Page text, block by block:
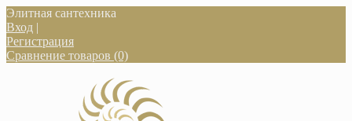
Элитная сантехника
Вход |
Регистрация
Сравнение товаров (0)